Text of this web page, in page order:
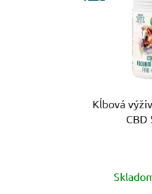
Kĺbová
CBD